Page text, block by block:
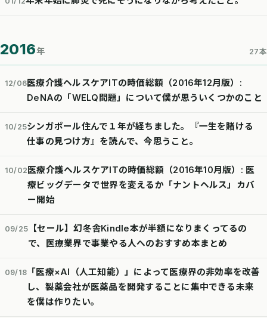
2016年 27本
12/06医療介護ヘルスケアITの時価総額（2016年12月版）:
DeNAの「WELQ問題」について僕が思ういくつかのこと
10/25シンガポール住んで１年が経ちました。『一生を賭ける
仕事の見つけ方』を読んで、今思うこと。
10/02医療介護ヘルスケアITの時価総額（2016年10月版）: 医
療ビッグデータで世界を変えるか「ナントヘルス」カバ
ー開始
09/25
【セール】幻冬舎Kindle本が半額になりまくってるの
で、医療業界で事業やる人へのおすすめ本まとめ
09/18 「医療×AI（人工知能）」によって医療界の非効率を改善
し、製薬会社が医薬品を開発することに集中できる未来
を僕は作りたい。